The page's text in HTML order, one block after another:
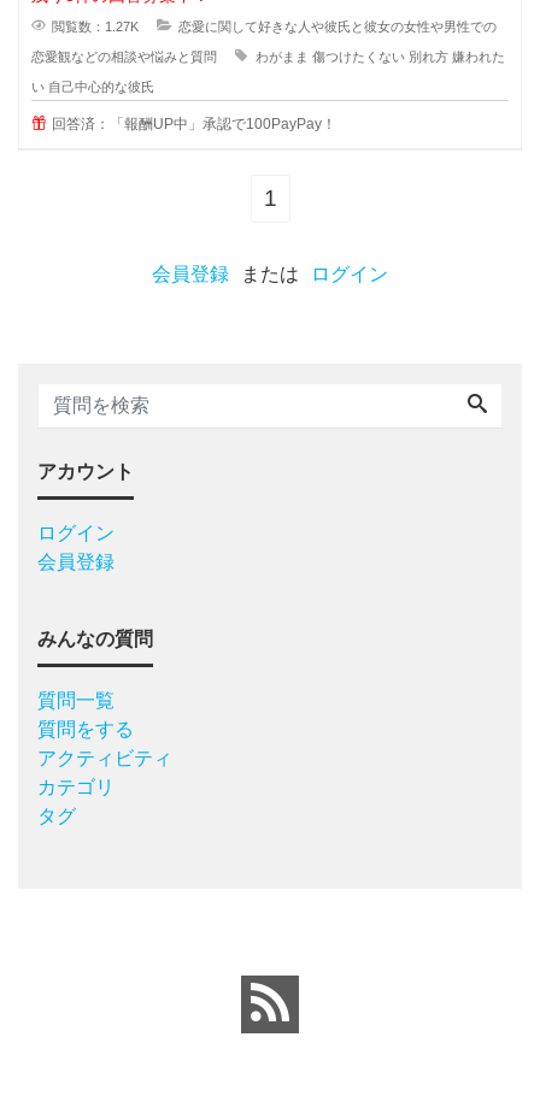
閲覧数：1.27K 恋愛に関して好きな人や彼氏と彼女の女性や男性での
恋愛観などの相談や悩みと質問 わがまま 傷つけたくない 別れ方 嫌われた
い 自己中心的な彼氏
回答済：「報酬UP中」承認で100PayPay！
1
会員登録 または ログイン
アカウント
ログイン
会員登録
みんなの質問
質問一覧
質問をする
アクティビティ
カテゴリ
タグ